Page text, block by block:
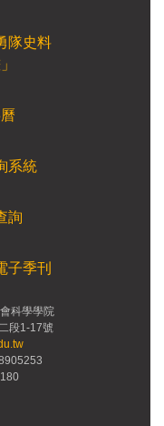
隊史料
系統
詢
子季刊
科學學院
段1-17號